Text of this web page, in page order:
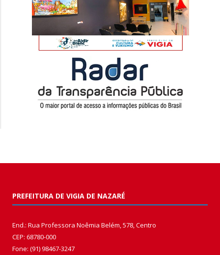
PREFEITURA DE VIGIA DE NAZARÉ
End.: Rua Professora Noêmia Belém, 578, Centro
CEP: 68780-000
Fone: (91) 98467-3247